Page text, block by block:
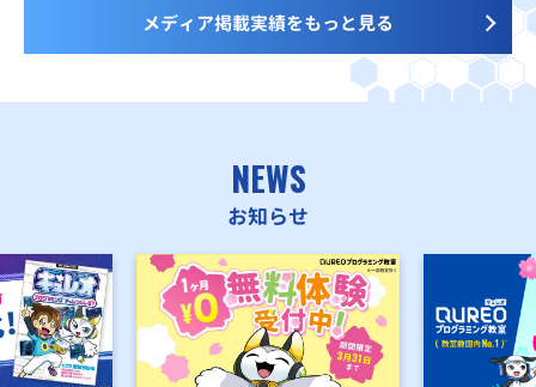
メディア掲載実績をもっと見る
NEWS
お知らせ